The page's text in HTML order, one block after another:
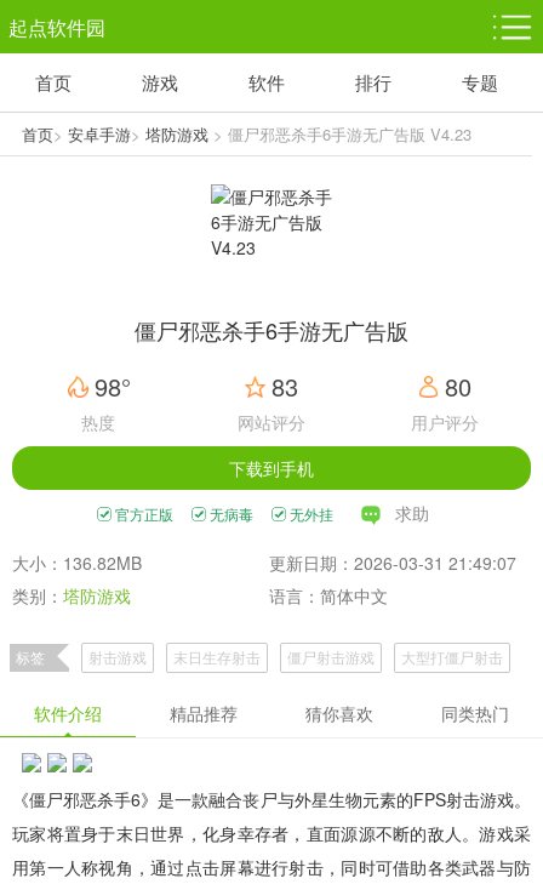
起点软件园
塔防游戏
1千+款游戏
休闲益智
1万+款游戏
体育竞技
5百+款游戏
赛车竞速
3百+款游戏
首页 游戏 软件 排行 专题
首页> 安卓手游> 塔防游戏> 僵尸邪恶杀手6手游无广告版 V4.23
僵尸邪恶杀手6手游无广告版
98°
热度
83
网站评分
80
用户评分
下载到手机
官方正版 无病毒 无外挂 求助
大小：136.82MB
更新日期：2026-03-31 21:49:07
类别： 塔防游戏 语言：简体中文
标签 射击游戏 末日生存射击 僵尸射击游戏
大型打僵尸射击
软件介绍 精品推荐 猜你喜欢 同类热门
《僵尸邪恶杀手6》是一款融合丧尸与外星生物元素的FPS射击游戏。
玩家将置身于末日世界，化身幸存者，直面源源不断的敌人。游戏采
用第一人称视角，通过点击屏幕进行射击，同时可借助各类武器与防